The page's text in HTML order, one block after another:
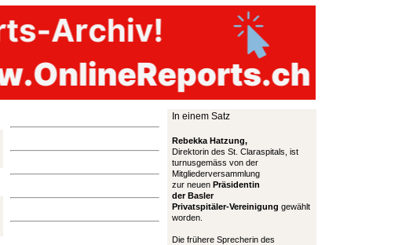
In einem Satz
Rebekka Hatzung,
Direktorin des St. Claraspitals, ist
turnusgemäss von der
Mitgliederversammlung
zur neuen Präsidentin
der Basler
Privatspitäler-Vereinigung gewählt
worden.
Die frühere Sprecherin des